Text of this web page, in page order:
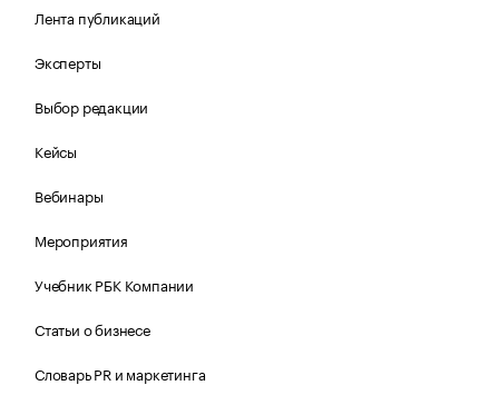
Лента публикаций
Эксперты
Выбор редакции
Кейсы
Вебинары
Мероприятия
Учебник РБК Компании
Статьи о бизнесе
Словарь PR и маркетинга